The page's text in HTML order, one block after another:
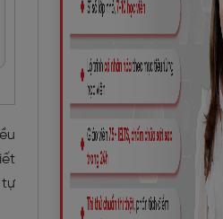
tự